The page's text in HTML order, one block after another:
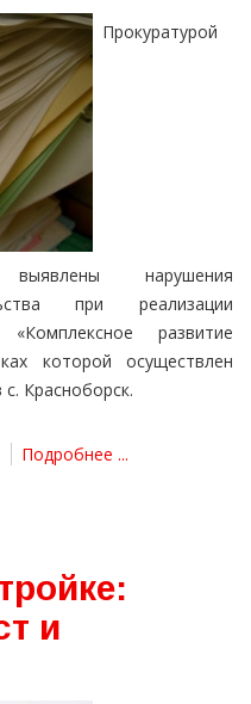
Прокуратурой
нарушения
при реализации
развитие
которой осуществлен
Красноборск.
Подробнее ...
и